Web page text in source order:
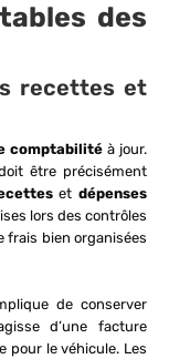
des
recettes et
comptabilité à jour.
être précisément
etdépenses
lors des contrôles
frais bien organisées
de conserver
d’une facture
pour le véhicule. Les